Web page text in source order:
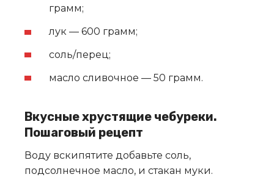
грамм;
лук — 600 грамм;
соль/перец;
масло сливочное — 50 грамм.
Вкусные хрустящие чебуреки.
Пошаговый рецепт
Воду вскипятите добавьте соль,
подсолнечное масло, и стакан муки.